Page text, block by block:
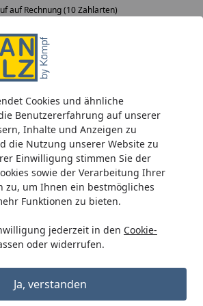
Cookies und ähnliche
Benutzererfahrung auf unserer
Inhalte und Anzeigen zu
die Nutzung unserer Website zu
Einwilligung stimmen Sie der
sowie der Verarbeitung Ihrer
zu, um Ihnen ein bestmögliches
Funktionen zu bieten.
jederzeit in den Cookie-
oder widerrufen.
Ja, verstanden
auf Rechnung (10 Zahlarten)
270x12cm Farbe schwarz
aus PVC 270x12cm